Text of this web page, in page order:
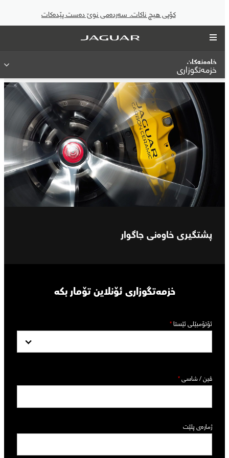
کۆپی هیچ ناکات. سەردەمی نوێ دەست پێدەکات
خاوەنەکان
خزمەتگوزاری
پشتگیری خاوەنی جاگوار
خزمەتگوزاری ئۆنلاین تۆمار بکە
ئۆتۆمبێلی ئێستا*
ڤین / شاسی*
ژمارەی پلێت